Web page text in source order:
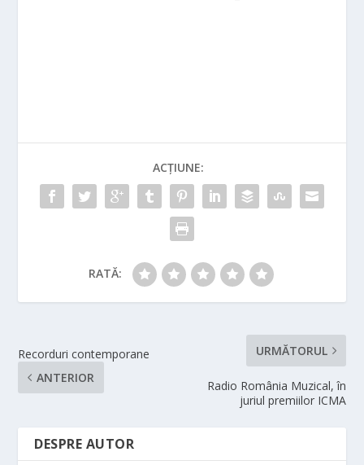
ACȚIUNE:
RATĂ:
Recorduri contemporane
ANTERIOR
URMĂTORUL
Radio România Muzical, în
juriul premiilor ICMA
DESPRE AUTOR